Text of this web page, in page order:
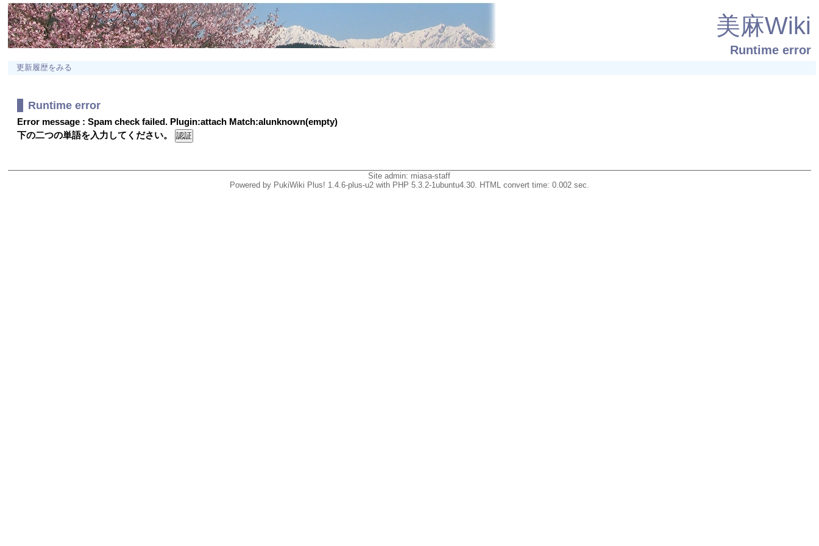
美麻Wiki
Runtime error
更新履歴をみる
Runtime error
Error message : Spam check failed. Plugin:attach Match:alunknown(empty)
下の二つの単語を入力してください。
Site admin: miasa-staff
Powered by PukiWiki Plus! 1.4.6-plus-u2 with PHP 5.3.2-1ubuntu4.30. HTML convert time: 0.002 sec.